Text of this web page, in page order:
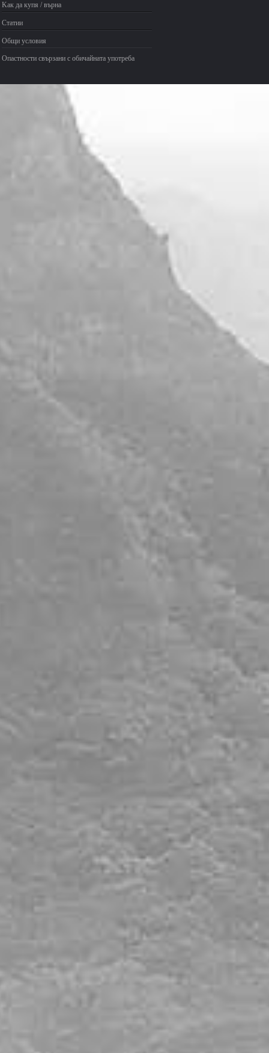
Kак да купя / върна
Статии
Общи условия
Опастности свързани с обичайната употреба